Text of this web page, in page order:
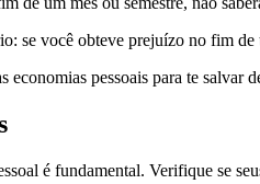
se você obteve prejuízo no fim
economias pessoais para te
é fundamental. Verifique se